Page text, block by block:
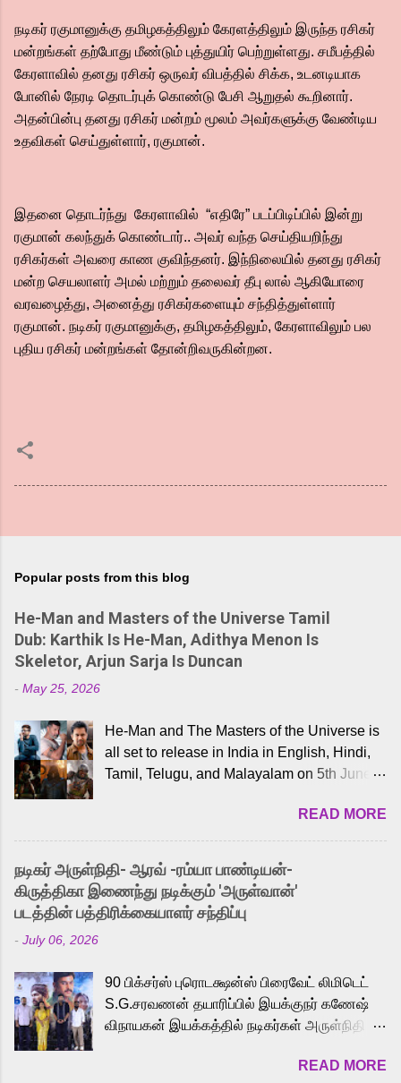
நடிகர் ரகுமானுக்கு தமிழகத்திலும் கேரளத்திலும் இருந்த ரசிகர்
மன்றங்கள் தற்போது மீண்டும் புத்துயிர் பெற்றுள்ளது. சமீபத்தில்
கேரளாவில் தனது ரசிகர் ஒருவர் விபத்தில் சிக்க, உடனடியாக
போனில் நேரடி தொடர்புக் கொண்டு பேசி ஆறுதல் கூறினார்.
அதன்பின்பு தனது ரசிகர் மன்றம் மூலம் அவர்களுக்கு வேண்டிய
உதவிகள் செய்துள்ளார், ரகுமான்.
இதனை தொடர்ந்து கேரளாவில் “எதிரே” படப்பிடிப்பில் இன்று
ரகுமான் கலந்துக் கொண்டார்.. அவர் வந்த செய்தியறிந்து
ரசிகர்கள் அவரை காண குவிந்தனர். இந்நிலையில் தனது ரசிகர்
மன்ற செயலாளர் அமல் மற்றும் தலைவர் தீபு லால் ஆகியோரை
வரவழைத்து, அனைத்து ரசிகர்களையும் சந்தித்துள்ளார்
ரகுமான். நடிகர் ரகுமானுக்கு, தமிழகத்திலும், கேரளாவிலும் பல
புதிய ரசிகர் மன்றங்கள் தோன்றிவருகின்றன.
Popular posts from this blog
He-Man and Masters of the Universe Tamil
Dub: Karthik Is He-Man, Adithya Menon Is
Skeletor, Arjun Sarja Is Duncan
- May 25, 2026
He-Man and The Masters of the Universe is
all set to release in India in English, Hindi,
Tamil, Telugu, and Malayalam on 5th June,
received a lot of love from cult He-Man fans
and offered audiences an exciting glimpse
into the world of Eternia, the recently
released Tamil trailer has also generated
strong excitement among Tamil audiences.
Adding to the growing buzz is the film’s
to the iconic superhero He-Man. Known for
memorable songs like “Behene De” from
Raavan, “Oru Maalai” from Ghajini, and
loved for his versatile voice and strong
READ MORE
நடிகர் அருள்நிதி- ஆரவ் -ரம்யா பாண்டியன்-
கிருத்திகா இணைந்து நடிக்கும் 'அருள்வான்'
படத்தின் பத்திரிக்கையாளர் சந்திப்பு
- July 06, 2026
90 பிக்சர்ஸ் புரொடக்ஷன்ஸ் பிரைவேட் லிமிடெட்
S.G.சரவணன் தயாரிப்பில் இயக்குநர் கணேஷ்
விநாயகன் இயக்கத்தில் நடிகர்கள் அருள்நிதி -
முக்கிய வேடத்தில் இணைந்து நடித்திருக்கும்
READ MORE